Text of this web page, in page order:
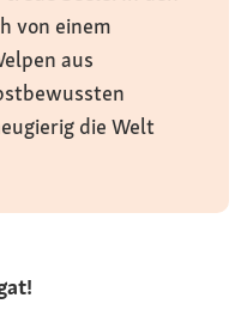
von einem
aus
die Welt